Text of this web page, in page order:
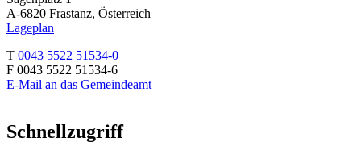
A-6820 Frastanz, Österreich
Lageplan
T 0043 5522 51534-0
F 0043 5522 51534-6
E-Mail an das Gemeindeamt
Schnellzugriff